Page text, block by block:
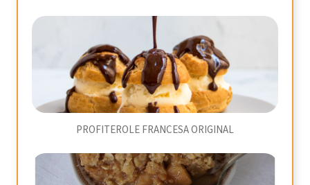
PROFITEROLE FRANCESA ORIGINAL